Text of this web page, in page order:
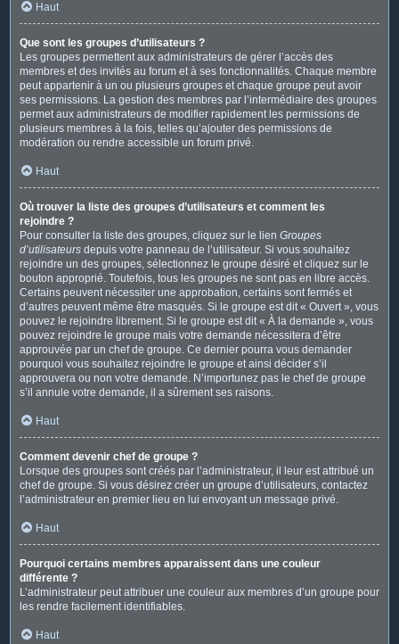
Haut
Que sont les groupes d’utilisateurs ?
Les groupes permettent aux administrateurs de gérer l’accès des
membres et des invités au forum et à ses fonctionnalités. Chaque membre
peut appartenir à un ou plusieurs groupes et chaque groupe peut avoir
ses permissions. La gestion des membres par l’intermédiaire des groupes
permet aux administrateurs de modifier rapidement les permissions de
plusieurs membres à la fois, telles qu’ajouter des permissions de
modération ou rendre accessible un forum privé.
Haut
Où trouver la liste des groupes d’utilisateurs et comment les
rejoindre ?
Pour consulter la liste des groupes, cliquez sur le lien Groupes
d’utilisateurs depuis votre panneau de l’utilisateur. Si vous souhaitez
rejoindre un des groupes, sélectionnez le groupe désiré et cliquez sur le
bouton approprié. Toutefois, tous les groupes ne sont pas en libre accès.
Certains peuvent nécessiter une approbation, certains sont fermés et
d’autres peuvent même être masqués. Si le groupe est dit « Ouvert », vous
pouvez le rejoindre librement. Si le groupe est dit « À la demande », vous
pouvez rejoindre le groupe mais votre demande nécessitera d’être
approuvée par un chef de groupe. Ce dernier pourra vous demander
pourquoi vous souhaitez rejoindre le groupe et ainsi décider s’il
approuvera ou non votre demande. N’importunez pas le chef de groupe
s’il annule votre demande, il a sûrement ses raisons.
Haut
Comment devenir chef de groupe ?
Lorsque des groupes sont créés par l’administrateur, il leur est attribué un
chef de groupe. Si vous désirez créer un groupe d’utilisateurs, contactez
l’administrateur en premier lieu en lui envoyant un message privé.
Haut
Pourquoi certains membres apparaissent dans une couleur
différente ?
L’administrateur peut attribuer une couleur aux membres d’un groupe pour
les rendre facilement identifiables.
Haut